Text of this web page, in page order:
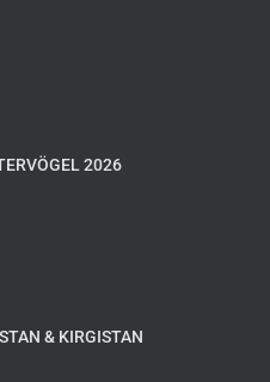
2026
& KIRGISTAN